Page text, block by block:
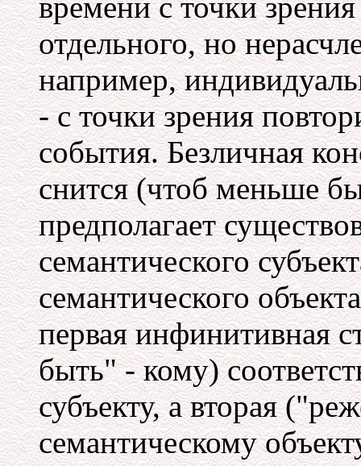
времени с точки
отдельного, но
например,
- с точки зрения
события. Безличная
снится (чтоб меньше
предполагает
семантического
семантического
первая инфинитивная
быть" - кому)
субъекту, а вторая
семантическому